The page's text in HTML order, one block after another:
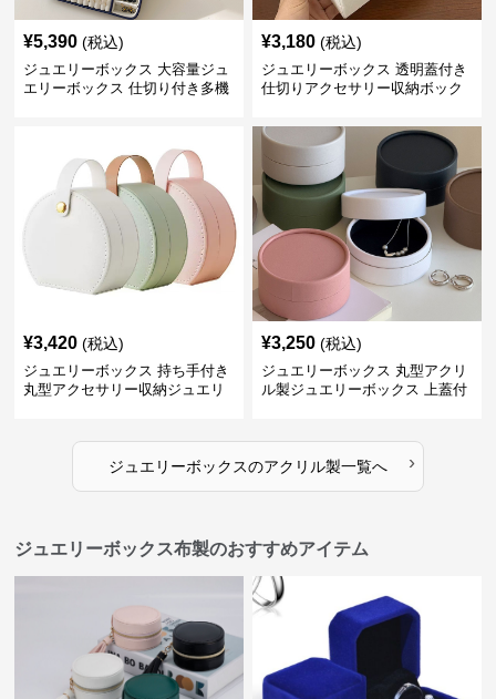
¥5,390 (税込)
ジュエリーボックス 大容量ジュ
エリーボックス 仕切り付き多機
¥3,180 (税込)
ジュエリーボックス 透明蓋付き
仕切りアクセサリー収納ボック
¥3,420 (税込)
ジュエリーボックス 持ち手付き
丸型アクセサリー収納ジュエリ
¥3,250 (税込)
ジュエリーボックス 丸型アクリ
ル製ジュエリーボックス 上蓋付
ジュエリーボックスのアクリル製一覧へ ›
ジュエリーボックス布製のおすすめアイテム